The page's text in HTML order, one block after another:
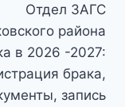
Отдел ЗАГС
района
в 2026 -2027:
брака,
запись